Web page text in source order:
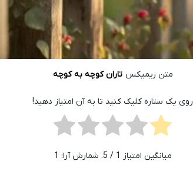
متن ریمیکس تاران کوچه به کوچه
روی یک ستاره کلیک کنید تا به آن امتیاز دهید!
میانگین امتیاز 1 / 5. شمارش آرا: 1